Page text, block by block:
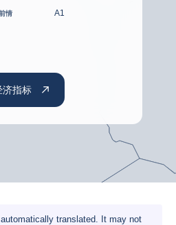
情 A1
济指标
translated. It may not